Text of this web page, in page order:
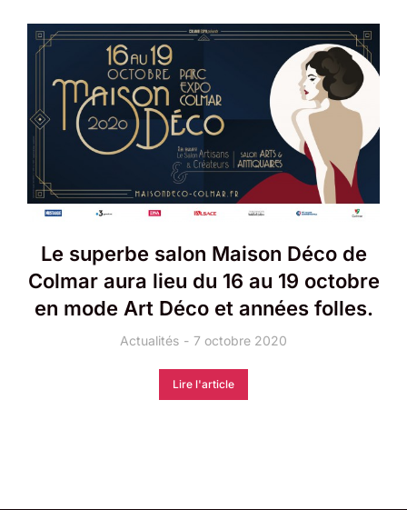
Le superbe salon Maison Déco de
Colmar aura lieu du 16 au 19 octobre
en mode Art Déco et années folles.
Actualités 7 octobre 2020
Lire l'article